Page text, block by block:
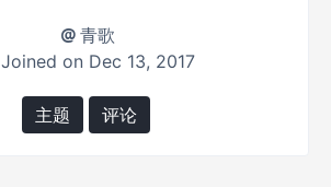
青歌
Joined on Dec 13, 2017
主题 评论